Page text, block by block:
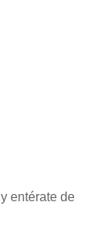
entérate de